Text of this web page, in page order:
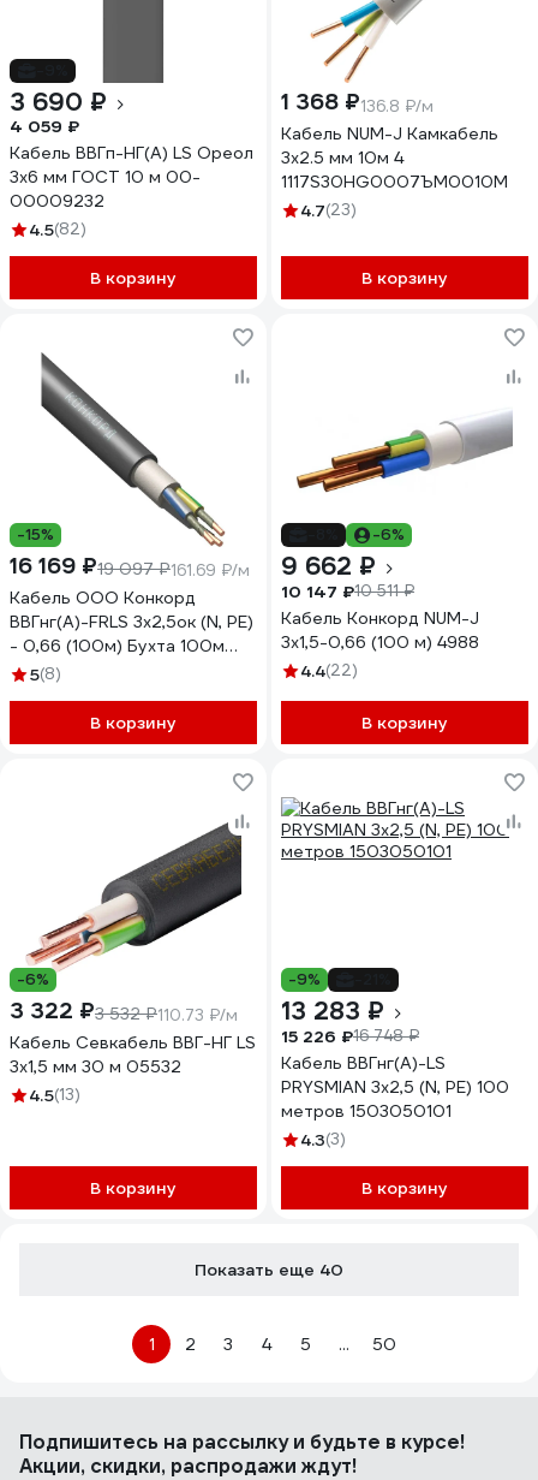
3 690 ₽
4 059 ₽
Кабель ВВГп-НГ(А) LS Ореол
3x6 мм ГОСТ 10 м 00-
00009232
4.5(82)
В корзину
1 368 ₽136.8 ₽/м
Кабель NUM-J Камкабель
3x2.5 мм 10м 4
1117S30HG0007ЪM0010М
4.7(23)
В корзину
-15%
16 169 ₽19 097 ₽161.69 ₽/м
Кабель ООО Конкорд
ВВГнг(А)-FRLS 3x2,5ок (N, PE)
- 0,66 (100м) Бухта 100м
4346
5(8)
В корзину
-6%
9 662 ₽
10 147 ₽10 511 ₽
Кабель Конкорд NUM-J
3х1,5-0,66 (100 м) 4988
4.4(22)
В корзину
-6%
3 322 ₽3 532 ₽110.73 ₽/м
Кабель Севкабель ВВГ-НГ LS
3х1,5 мм 30 м 05532
4.5(13)
В корзину
-9%
13 283 ₽
15 226 ₽16 748 ₽
Кабель ВВГнг(А)-LS
PRYSMIAN 3x2,5 (N, PE) 100
метров 1503050101
4.3(3)
В корзину
Показать еще 40
1 2 3 4 5 ... 50
Подпишитесь на рассылкуи будьте в курсе!
Акции, скидки, распродажи ждут!